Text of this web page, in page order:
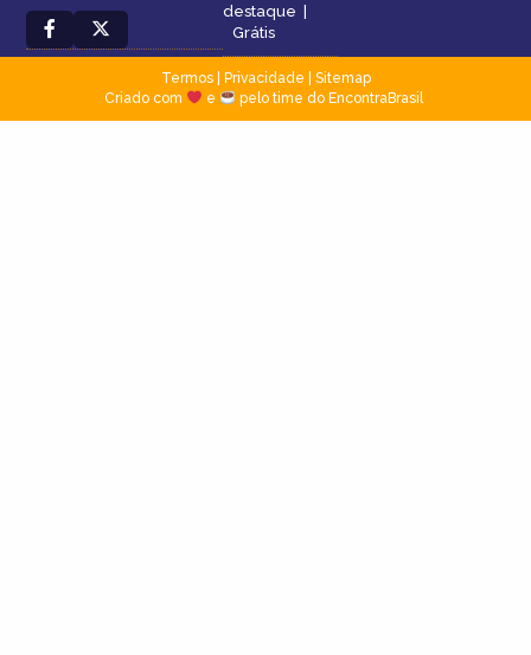
destaque |
Grátis
Termos| Privacidade
Sitemap
Criado com
e pelo time do EncontraBrasil